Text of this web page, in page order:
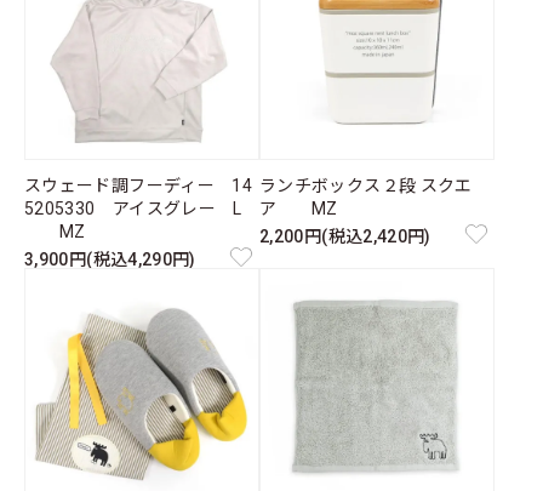
スウェード調フーディー 14
5205330 アイスグレー L
MZ
3,900円(税込4,290円)
ランチボックス２段 スクエ
ア MZ
2,200円(税込2,420円)